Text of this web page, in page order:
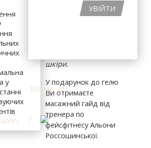
АКЦІЇ УВІЙТИ
RU UA EN
у
Для будь-якого типу
шкіри.
У подарунок до гелю
Ви отримаєте
масажний гайд від
тренера по
фейсфітнесу Альони
Россошинської.